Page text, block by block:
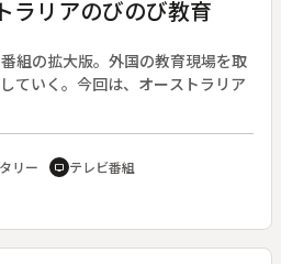
リアのびのび教育
組の拡大版。外国の教育現場を取
ていく。今回は、オーストラリア
リー tv テレビ番組